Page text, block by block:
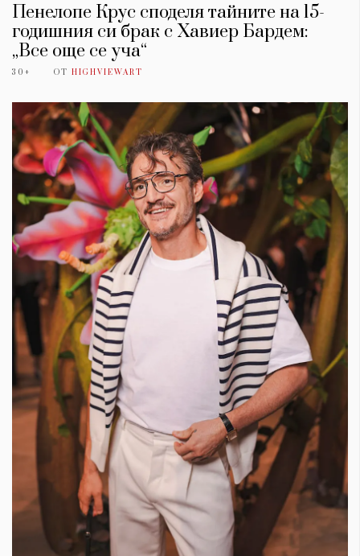
Пенелопе Крус споделя тайните на 15-
годишния си брак с Хавиер Бардем:
„Все още се уча“
30+ ОТ HIGHVIEWART